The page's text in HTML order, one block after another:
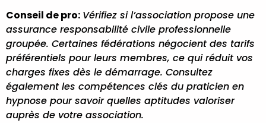
Conseil de pro: Vérifiez si l’association propose une
assurance responsabilité civile professionnelle
groupée. Certaines fédérations négocient des tarifs
préférentiels pour leurs membres, ce qui réduit vos
charges fixes dès le démarrage. Consultez
également les compétences clés du praticien en
hypnose pour savoir quelles aptitudes valoriser
auprès de votre association.